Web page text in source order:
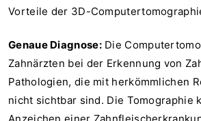
Vorteile der 3D-
Genaue Diagnose:Die
Zahnärzten bei der Erkennung von
Pathologien, die mit herkömmlichen
nicht sichtbar sind. Die Tomographie